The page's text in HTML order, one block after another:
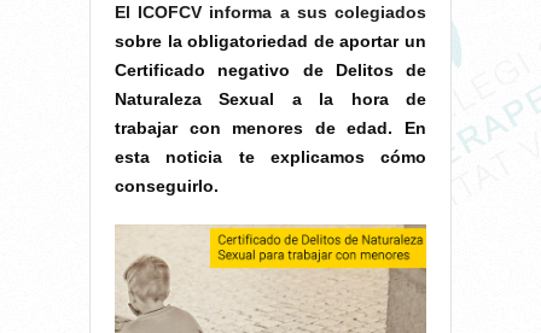
El ICOFCV informa a sus colegiados
sobre la obligatoriedad de aportar un
Certificado negativo de Delitos de
Naturaleza Sexual a la hora de
trabajar con menores de edad. En
esta noticia te explicamos cómo
conseguirlo.